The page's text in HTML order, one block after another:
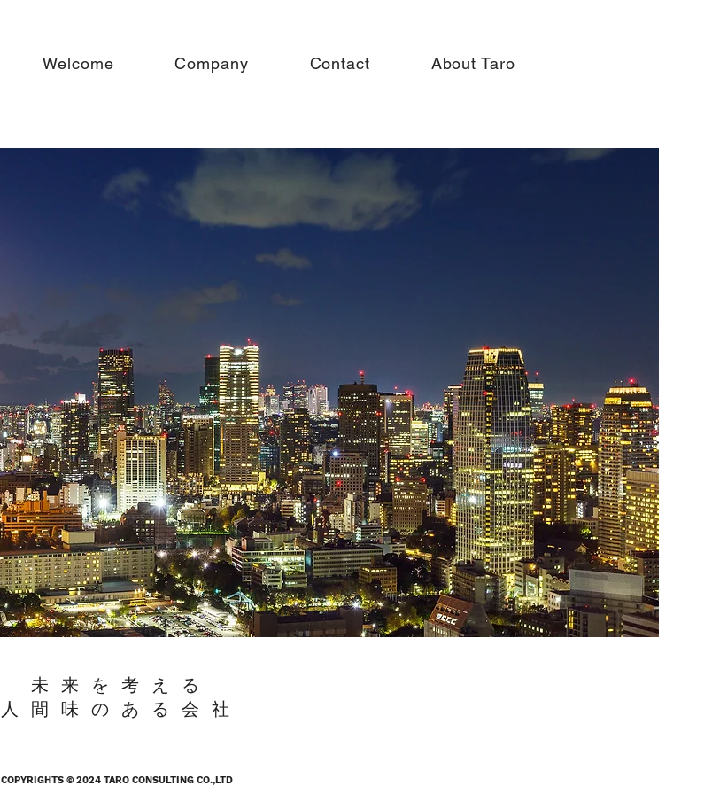
Welcome Company Contact About Taro
未 来 を 考 え る
人 間 味 の あ る 会 社
COPYRIGHTS © 2024 TARO CONSULTING CO.,LTD